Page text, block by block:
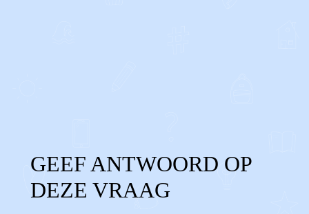
GEEF ANTWOORD OP
DEZE VRAAG